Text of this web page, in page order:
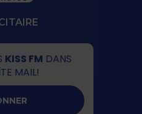
KISS FM DANS
MAIL!